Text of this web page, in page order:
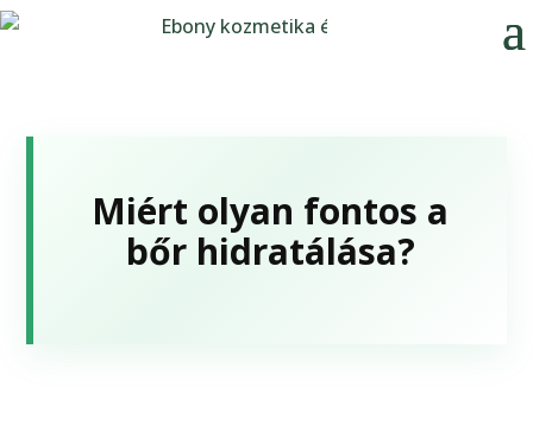
Miért olyan fontos a
bőr hidratálása?